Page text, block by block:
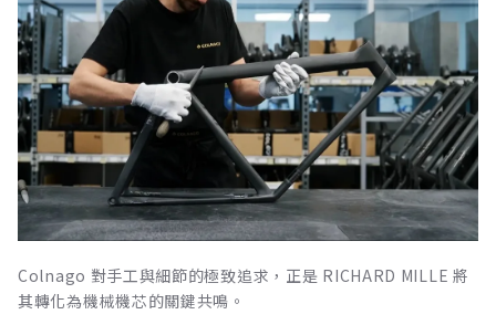
Colnago 對手工與細節的極致追求，正是 RICHARD MILLE 將
其轉化為機械機芯的關鍵共鳴。